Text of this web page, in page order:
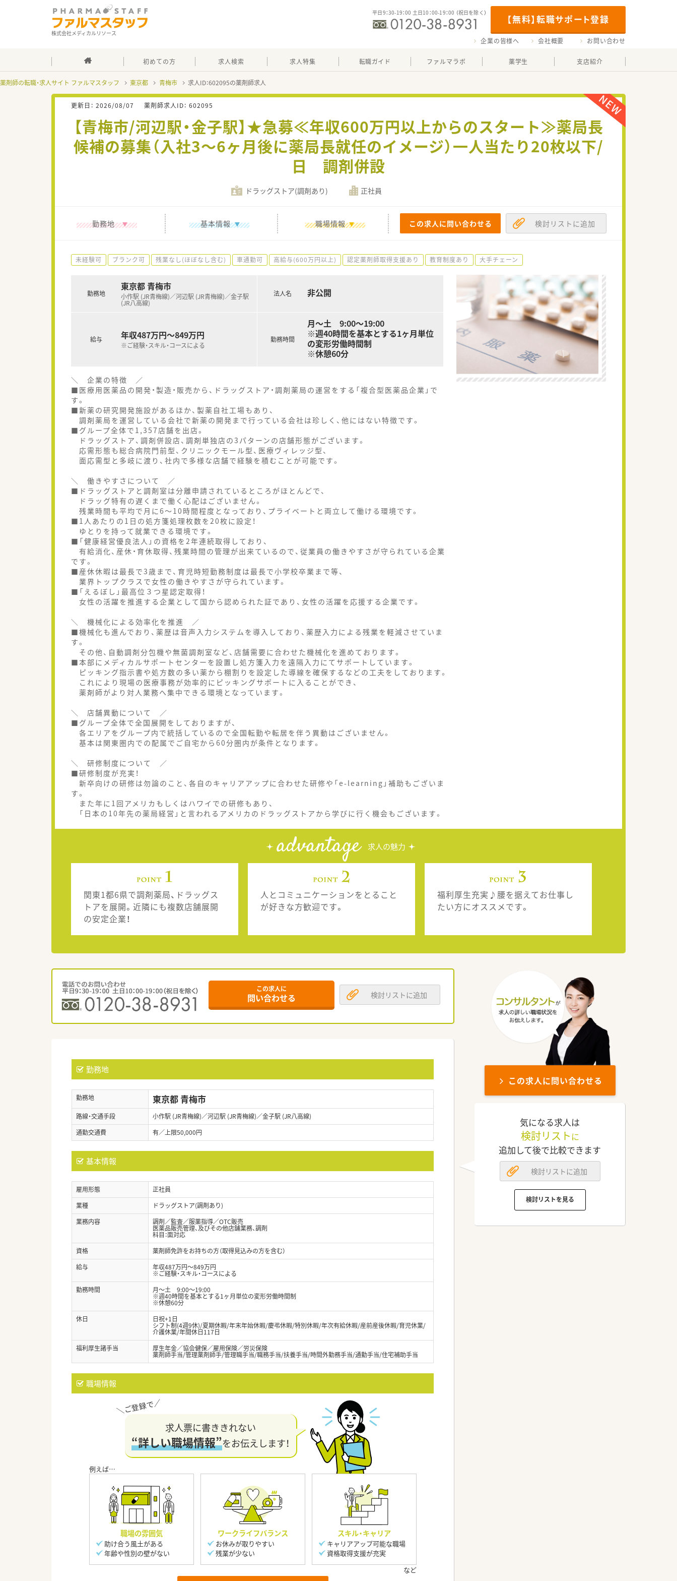
株式会社メディカルリソース
【無料】転職サポート登録
平日9：30-19：00 土日10：00-19：00 （祝日を除く）
企業の皆様へ 会社概要 お問い合わせ
初めての方 求人検索 求人特集 転職ガイド ファルマラボ 薬学生 支店紹介
薬剤師の転職・求人サイト ファルマスタッフ 東京都 青梅市 求人ID：602095の薬剤師求人
更新日： 2026/08/07 薬剤師求人ID： 602095
【青梅市/河辺駅・金子駅】★急募≪年収600万円以上からのスタート≫薬局長
候補の募集（入社3～6ヶ月後に薬局長就任のイメージ）一人当たり20枚以下/
日 調剤併設
ドラッグストア(調剤あり) 正社員
勤務地 基本情報 職場情報 この求人に問い合わせる 検討リストに追加
未経験可 ブランク可 残業なし(ほぼなし含む) 車通勤可 高給与(600万円以上) 認定薬剤師取得支援あり 教育制度あり 大手チェーン
勤務地
東京都 青梅市
小作駅 (JR青梅線)／河辺駅 (JR青梅線)／金子駅
(JR八高線)
給与 年収487万円～849万円
※ご経験・スキル・コースによる
法人名 非公開
勤務時間
月～土 9:00～19:00
※週40時間を基本とする1ヶ月単位
の変形労働時間制
※休憩60分
＼ 企業の特徴 ／
■医療用医薬品の開発・製造・販売から、ドラッグストア・調剤薬局の運営をする「複合型医薬品企業」で
す。
■新薬の研究開発施設があるほか、製薬自社工場もあり、
調剤薬局を運営している会社で新薬の開発まで行っている会社は珍しく、他にはない特徴です。
■グループ全体で1,357店舗を出店。
ドラッグストア、調剤併設店、調剤単独店の3パターンの店舗形態がございます。
応需形態も総合病院門前型、クリニックモール型、医療ヴィレッジ型、
面応需型と多岐に渡り、社内で多様な店舗で経験を積むことが可能です。
＼ 働きやすさについて ／
■ドラッグストアと調剤室は分離申請されているところがほとんどで、
ドラッグ特有の遅くまで働く心配はございません。
残業時間も平均で月に6～10時間程度となっており、プライベートと両立して働ける環境です。
■1人あたりの1日の処方箋処理枚数を20枚に設定！
ゆとりを持って就業できる環境です。
■「健康経営優良法人」の資格を2年連続取得しており、
有給消化、産休・育休取得、残業時間の管理が出来ているので、従業員の働きやすさが守られている企業
です。
■産休休暇は最長で3歳まで、育児時短勤務制度は最長で小学校卒業まで等、
業界トップクラスで女性の働きやすさが守られています。
■「えるぼし」最高位３つ星認定取得！
女性の活躍を推進する企業として国から認められた証であり、女性の活躍を応援する企業です。
＼ 機械化による効率化を推進 ／
■機械化も進んでおり、薬歴は音声入力システムを導入しており、薬歴入力による残業を軽減させていま
す。
その他、自動調剤分包機や無菌調剤室など、店舗需要に合わせた機械化を進めております。
■本部にメディカルサポートセンターを設置し処方箋入力を遠隔入力にてサポートしています。
ピッキング指示書や処方数の多い薬から棚割りを設定した導線を確保するなどの工夫をしております。
これにより現場の医療事務が効率的にピッキングサポートに入ることができ、
薬剤師がより対人業務へ集中できる環境となっています。
＼ 店舗異動について ／
■グループ全体で全国展開をしておりますが、
各エリアをグループ内で統括しているので全国転勤や転居を伴う異動はございません。
基本は関東圏内での配属でご自宅から60分圏内が条件となります。
＼ 研修制度について ／
■研修制度が充実！
新卒向けの研修は勿論のこと、各自のキャリアアップに合わせた研修や「e-learning」補助もございま
す。
また年に1回アメリカもしくはハワイでの研修もあり、
「日本の10年先の薬局経営」と言われるアメリカのドラッグストアから学びに行く機会もございます。
advantage 求人の魅力
関東1都6県で調剤薬局、ドラッグス
トアを展開。近隣にも複数店舗展開
の安定企業！
人とコミュニケーションをとること
が好きな方歓迎です。
福利厚生充実♪腰を据えてお仕事し
たい方にオススメです。
この求人に
問い合わせる 検討リストに追加
勤務地
勤務地 東京都 青梅市
路線・交通手段
小作駅 (JR青梅線)／河辺駅 (JR青梅線)／金子駅 (JR八高線)
通勤交通費
有／上限50,000円
基本情報
雇用形態
正社員
業種
ドラッグストア(調剤あり)
業務内容
調剤／監査／服薬指導／OTC販売
医薬品販売管理、及びその他店舗業務、調剤
科目：面対応
資格
薬剤師免許をお持ちの方（取得見込みの方を含む）
給与
年収487万円～849万円
※ご経験・スキル・コースによる
勤務時間
月～土 9:00～19:00
※週40時間を基本とする1ヶ月単位の変形労働時間制
※休憩60分
休日
日祝+1日
シフト制(4週9休)/夏期休暇/年末年始休暇/慶弔休暇/特別休暇/年次有給休暇/産前産後休暇/育児休業/
介護休業/年間休日117日
福利厚生諸手当
厚生年金／協会健保／雇用保険／労災保険
薬剤師手当/管理薬剤師手/管理職手当/職務手当/扶養手当/時間外勤務手当/通勤手当/住宅補助手当
職場情報
求人票に書ききれない
“詳しい職場情報”をお伝えします！
職場の雰囲気
助け合う風土がある
年齢や性別の壁がない
ワークライフバランス
お休みが取りやすい
残業が少ない
スキル・キャリア
キャリアアップ可能な職場
資格取得支援が充実
この求人に問い合わせる
気になる求人は
検討リスト に
追加して後で比較できます
検討リストに追加
検討リストを見る